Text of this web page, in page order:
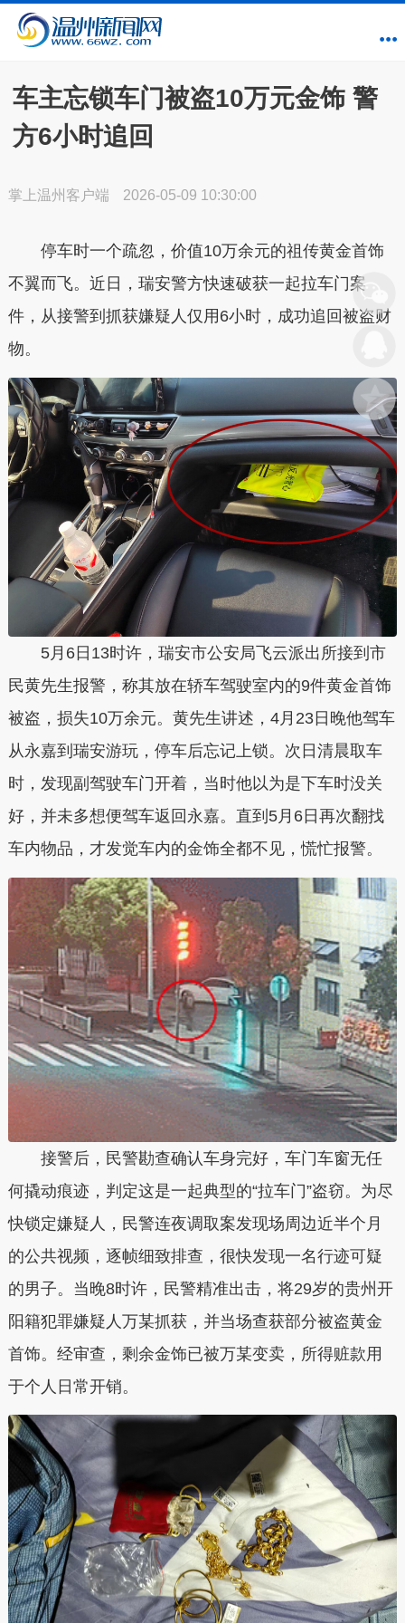
车主忘锁车门被盗10万元金饰 警
方6小时追回
掌上温州客户端 2026-05-09 10:30:00
停车时一个疏忽，价值10万余元的祖传黄金首饰
不翼而飞。近日，瑞安警方快速破获一起拉车门案
件，从接警到抓获嫌疑人仅用6小时，成功追回被盗财
物。
5月6日13时许，瑞安市公安局飞云派出所接到市
民黄先生报警，称其放在轿车驾驶室内的9件黄金首饰
被盗，损失10万余元。黄先生讲述，4月23日晚他驾车
从永嘉到瑞安游玩，停车后忘记上锁。次日清晨取车
时，发现副驾驶车门开着，当时他以为是下车时没关
好，并未多想便驾车返回永嘉。直到5月6日再次翻找
车内物品，才发觉车内的金饰全都不见，慌忙报警。
接警后，民警勘查确认车身完好，车门车窗无任
何撬动痕迹，判定这是一起典型的“拉车门”盗窃。为尽
快锁定嫌疑人，民警连夜调取案发现场周边近半个月
的公共视频，逐帧细致排查，很快发现一名行迹可疑
的男子。当晚8时许，民警精准出击，将29岁的贵州开
阳籍犯罪嫌疑人万某抓获，并当场查获部分被盗黄金
首饰。经审查，剩余金饰已被万某变卖，所得赃款用
于个人日常开销。